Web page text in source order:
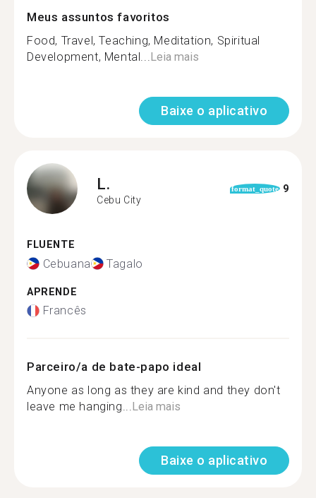
Meus assuntos favoritos
Food, Travel, Teaching, Meditation, Spiritual
Development, Mental...Leia mais
Baixe o aplicativo
L.
Cebu City
format_quote 9
FLUENTE
Cebuana Tagalo
APRENDE
Francês
Parceiro/a de bate-papo ideal
Anyone as long as they are kind and they don't
leave me hanging...Leia mais
Baixe o aplicativo